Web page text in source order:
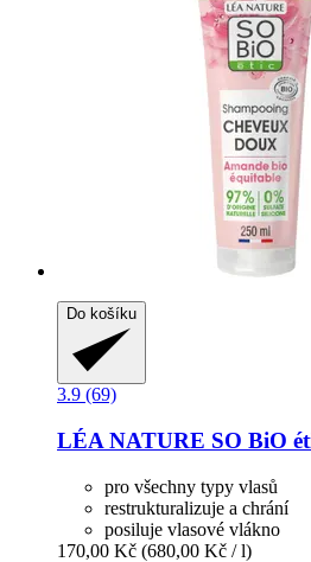
Do košíku
3.9 (69)
LÉA NATURE SO BiO
pro všechny typy vlasů
restrukturalizuje a chrání
posiluje vlasové vlákno
170,00 Kč (680,00 Kč / l)